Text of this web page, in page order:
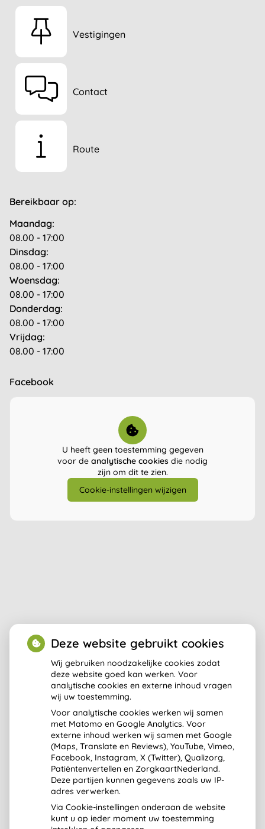
Vestigingen
Contact
Route
Bereikbaar op:
Maandag:
08.00 - 17:00
Dinsdag:
08.00 - 17:00
Woensdag:
08.00 - 17:00
Donderdag:
08.00 - 17:00
Vrijdag:
08.00 - 17:00
Facebook
U heeft geen toestemming gegeven
voor de analytische cookies die nodig
zijn om dit te zien.
Cookie-instellingen wijzigen
Aangesloten bij:
Deze website gebruikt cookies
Wij gebruiken noodzakelijke cookies zodat
deze website goed kan werken. Voor
analytische cookies en externe inhoud vragen
wij uw toestemming.
Voor analytische cookies werken wij samen
met Matomo en Google Analytics. Voor
externe inhoud werken wij samen met Google
(Maps, Translate en Reviews), YouTube, Vimeo,
Facebook, Instagram, X (Twitter), Qualizorg,
Patiëntenvertellen en ZorgkaartNederland.
Deze partijen kunnen gegevens zoals uw IP-
adres verwerken.
Via Cookie-instellingen onderaan de website
kunt u op ieder moment uw toestemming